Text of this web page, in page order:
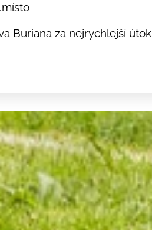
Buriana za nejrychlejší útok